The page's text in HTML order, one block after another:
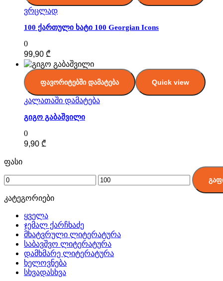
ვრცლად
100 ქართული ხატი 100 Georgian Icons
0
99,90 ₾
ფავორიტებში დამატება Quick view
კალათაში დამატება
გიგო გაბაშვილი
0
9,90 ₾
ფასი
კატეგორიები
ყველა
ჯემალ ქარჩხაძე
მხატვრული ლიტერატურა
საბავშვო ლიტერატურა
დამხმარე ლიტერატურა
ხელოვნება
სხვადასხვა